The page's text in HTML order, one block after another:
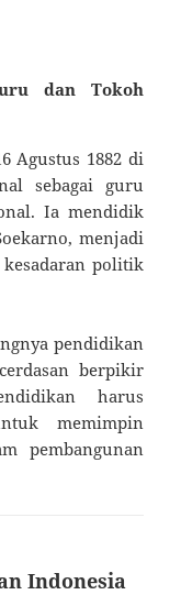
dan Tokoh
Agustus 1882 di
sebagai guru
Ia mendidik
menjadi
politik
pendidikan
berpikir
harus
memimpin
pembangunan
Indonesia